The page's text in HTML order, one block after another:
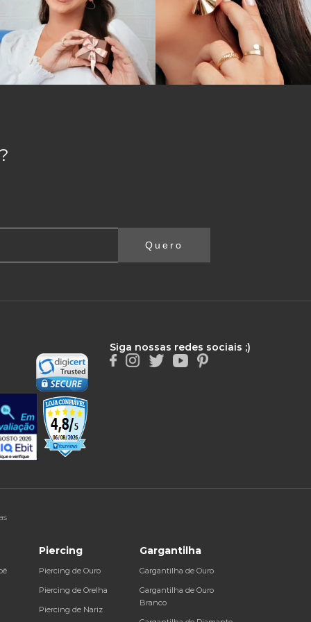
Quero
Siga nossas redes sociais ;)
Piercing
Piercing de Ouro
Piercing de Orelha
Piercing de Nariz
Gargantilha
Gargantilha de Ouro
Gargantilha de Ouro
Branco